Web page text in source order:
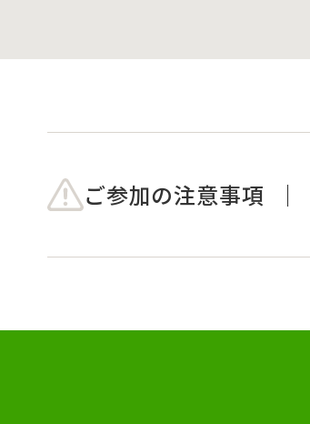
ご参加の注意事項